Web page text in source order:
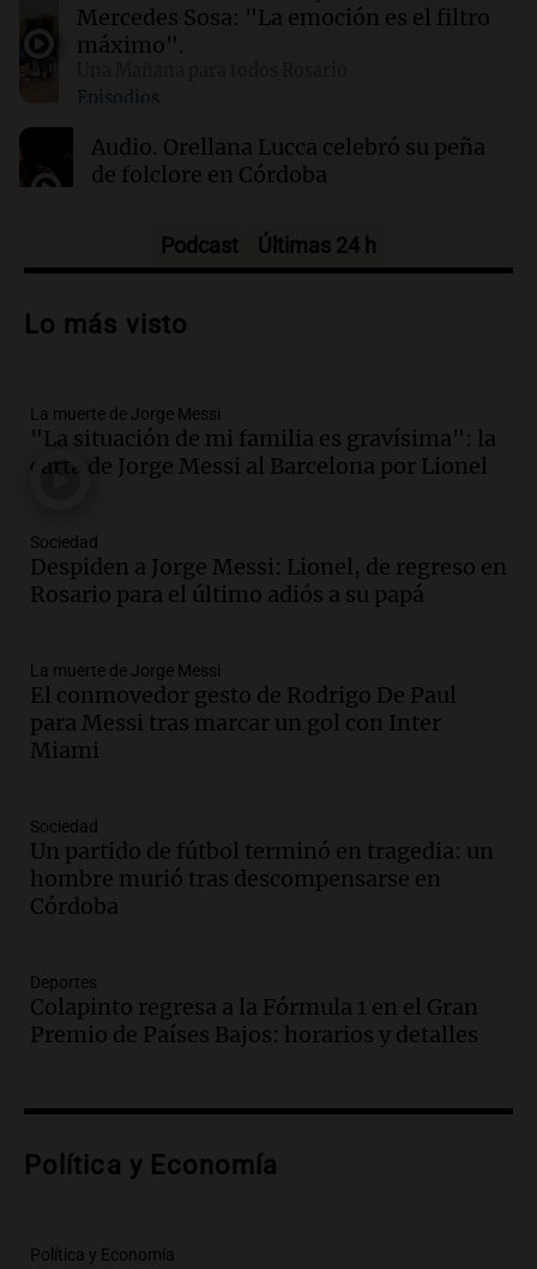
03:26 Mundo
Chipre iniciará suministro de gas natural a
Europa en marzo de 2028, según su ministro
02:13 Mundo
Más de 1.300 vuelos cancelados en Shanghái
Mercedes Sosa: "La emoción es el filtro
máximo".
Episodios
Audio. Orellana Lucca celebró su peña
de folclore en Córdoba
Audio.Trágico accidente en Mendoza:
vehículos desde un puente
Audio.Tragedia en Mendoza: un muerto
y cinco heridos tras caer dos autos desde
un puente
Audio.Messi llegará esta noche a
Rosario para acompañar a su familia
Episodios
Audio.Ley de Propiedad Privada: el revés
en el Congreso expuso una debilidad
comunicacional del Gobierno
Episodios
Audio.Casabindo se prepara para una
celebración única: 30.000 turistas y el
tradicional Toreo de la Vincha
Audio. Borges, abogada de Pourrain:
"Tres hombres se lo llevaron para
hacerle preguntas y nunca regresó"
Episodios
metros del río Suquía y retiraron hasta
Episodios
Podcast Últimas 24 h
Lo más visto
La muerte de Jorge Messi
"La situación de mi familia es gravísima": la
carta de Jorge Messi al Barcelona por Lionel
Sociedad
Despiden a Jorge Messi: Lionel, de regreso en
Rosario para el último adiós a su papá
La muerte de Jorge Messi
El conmovedor gesto de Rodrigo De Paul
para Messi tras marcar un gol con Inter
Miami
Sociedad
Un partido de fútbol terminó en tragedia: un
hombre murió tras descompensarse en
Córdoba
Deportes
Colapinto regresa a la Fórmula 1 en el Gran
Premio de Países Bajos: horarios y detalles
Política y Economía
Política y Economía